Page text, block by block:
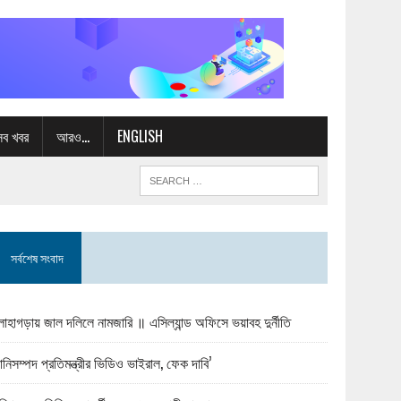
খবর আরও… ENGLISH
সর্বশেষ সংবাদ
জাল দলিলে নামজারি ॥ এসিল্যান্ড অফিসে ভয়াবহ দুর্নীতি
প্রতিমন্ত্রীর ভিডিও ভাইরাল, ফেক দাবি’